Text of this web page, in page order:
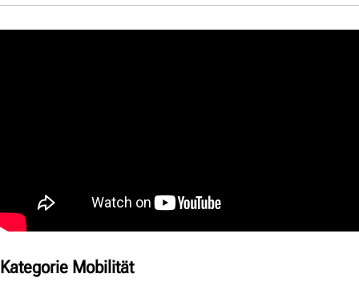
Kategorie Mobilität